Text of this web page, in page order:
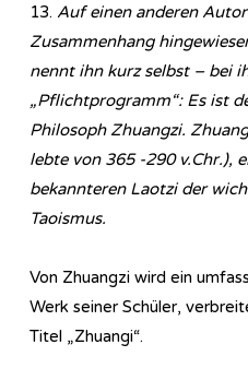
13. Auf einen anderen
Zusammenhang
nennt ihn kurz selbst – bei
„Pflichtprogramm“: Es ist
Philosoph Zhuangzi.
lebte von 365 -290 v.Chr.),
bekannteren Laotzi der
Taoismus.
Von Zhuangzi wird ein
Werk seiner Schüler,
Titel „Zhuangi“.